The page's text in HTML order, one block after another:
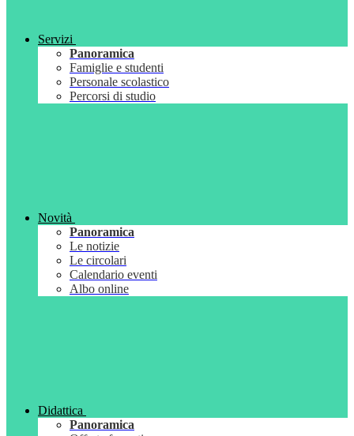
Servizi
Panoramica
Famiglie e studenti
Personale scolastico
Percorsi di studio
Novità
Panoramica
Le notizie
Le circolari
Calendario eventi
Albo online
Didattica
Panoramica